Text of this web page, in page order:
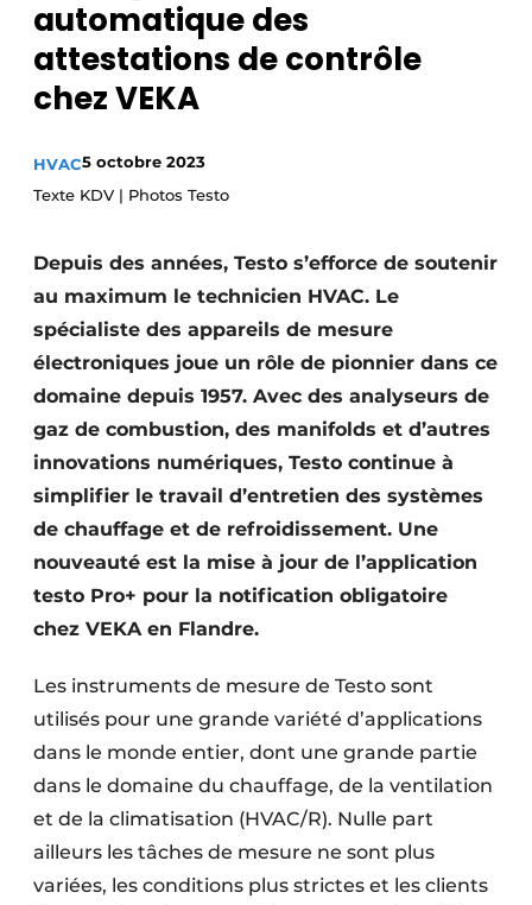
S’inscrire à l’événement
S’inscrire
Termes et conditions
automatique des
attestations de contrôle
chez VEKA
HVAC5 octobre 2023
Texte KDV | Photos Testo
Depuis des années, Testo s’efforce de soutenir
au maximum le technicien HVAC. Le
spécialiste des appareils de mesure
électroniques joue un rôle de pionnier dans ce
domaine depuis 1957. Avec des analyseurs de
gaz de combustion, des manifolds et d’autres
innovations numériques, Testo continue à
simplifier le travail d’entretien des systèmes
de chauffage et de refroidissement. Une
nouveauté est la mise à jour de l’application
testo Pro+ pour la notification obligatoire
chez VEKA en Flandre.
Les instruments de mesure de Testo sont
utilisés pour une grande variété d’applications
dans le monde entier, dont une grande partie
dans le domaine du chauffage, de la ventilation
et de la climatisation (HVAC/R). Nulle part
ailleurs les tâches de mesure ne sont plus
variées, les conditions plus strictes et les clients